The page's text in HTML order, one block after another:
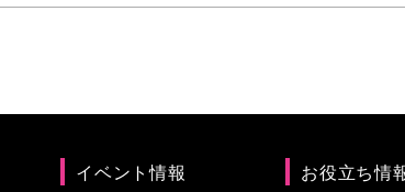
イベント情報 お役立ち情